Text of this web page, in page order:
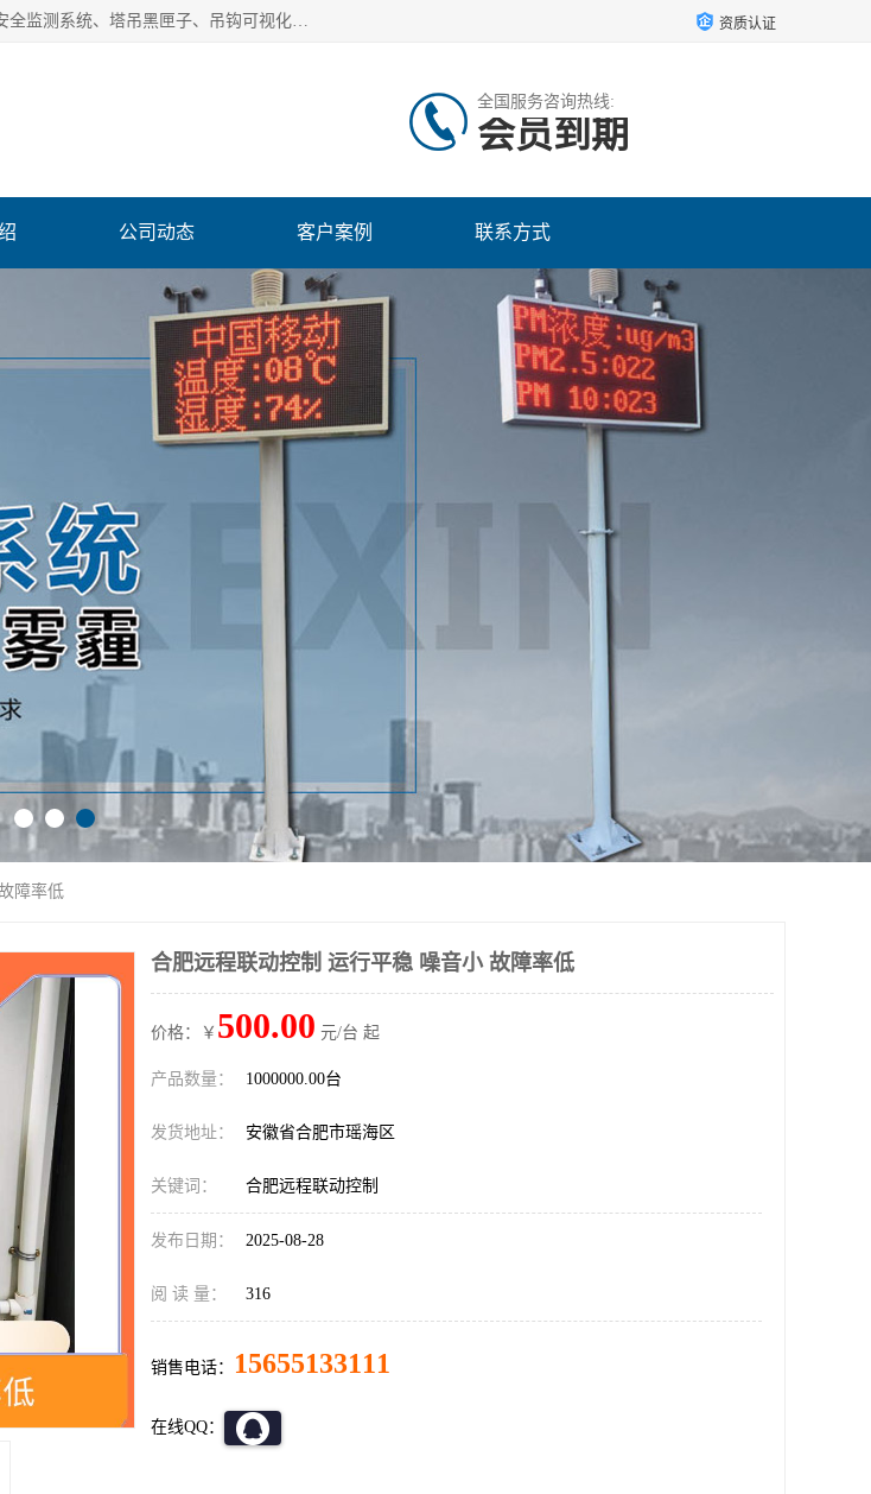
安徽赛芙智能科技有限公司是一家主营智慧化工地解决方案的企业，主营产品有：塔机安全监测系统、塔吊黑匣子、吊钩可视化、吊钩可视化系统、塔机安全监控系统、塔机黑匣子等。创建至今始终关注用户需求，为用户提供有的产品和服务。 资质认证
全国服务咨询热线:
会员到期
公司动态 客户案例 联系方式
障率低
合肥远程联动控制 运行平稳 噪音小 故障率低
价格：￥ 500.00 元/台 起
产品数量： 1000000.00台
发货地址： 安徽省合肥市瑶海区
关键词： 合肥远程联动控制
发布日期： 2025-08-28
阅 读 量： 316
销售电话： 15655133111
在线QQ：